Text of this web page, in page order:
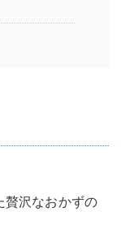
贅沢なおかずの